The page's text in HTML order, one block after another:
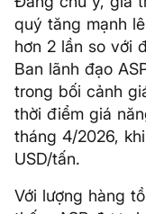
quý tăng mạnh
hơn 2 lần so với
Ban lãnh đạo
trong bối cảnh
thời điểm giá
tháng 4/2026,
USD/tấn.
Với lượng hàng